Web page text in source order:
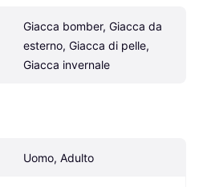
Giacca bomber, Giacca da
esterno, Giacca di pelle,
Giacca invernale
Uomo, Adulto